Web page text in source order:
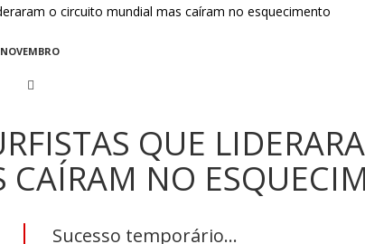
QUE
CAÍRAM NO
Sucesso temporário...